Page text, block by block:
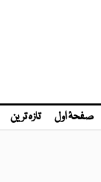
صفحۂ اول تازہ ترین